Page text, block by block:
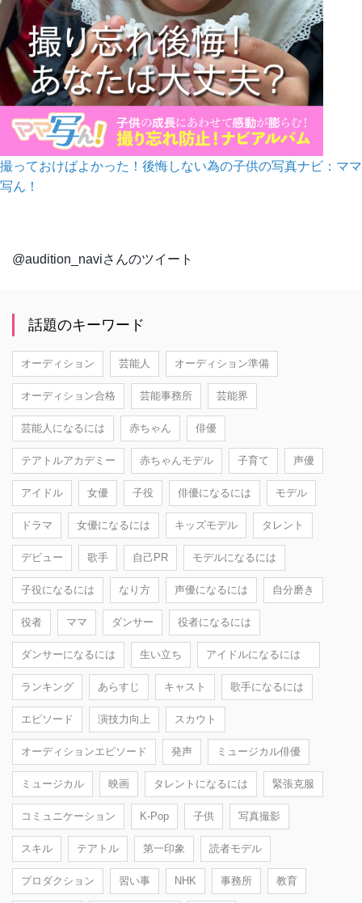
撮っておけばよかった！後悔しない為の子供の写真ナビ：ママ
写ん！
@audition_naviさんのツイート
話題のキーワード
オーディション 芸能人 オーディション準備
オーディション合格 芸能事務所 芸能界
芸能人になるには 赤ちゃん 俳優
テアトルアカデミー 赤ちゃんモデル 子育て 声優
アイドル 女優 子役 俳優になるには モデル
ドラマ 女優になるには キッズモデル タレント
デビュー 歌手 自己PR モデルになるには
子役になるには なり方 声優になるには 自分磨き
役者 ママ ダンサー 役者になるには
ダンサーになるには 生い立ち アイドルになるには
ランキング あらすじ キャスト 歌手になるには
エピソード 演技力向上 スカウト
オーディションエピソード 発声 ミュージカル俳優
ミュージカル 映画 タレントになるには 緊張克服
コミュニケーション K-Pop 子供 写真撮影
スキル テアトル 第一印象 読者モデル
プロダクション 習い事 NHK 事務所 教育